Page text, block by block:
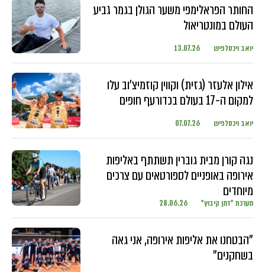
החותר הפראלימפי משער הגולן בגמר גביע
העולם במונטריאול
יואב ויכסלפיש 13.07.26
אילון אלעזר (גזית) וקווין קוזמיצ'וב עלו
למקום ה-17 בעולם בכדורעף חופים
יואב ויכסלפיש 07.07.26
נגה קורן מבית גוברין תשתתף באליפות
אירופה באופניים לספורטאים עם צרכים
מיוחדים
מערכת "זמן קיבוץ" 28.06.26
"הבטחנו את אליפות אירופה, אני גאה
בשחקנים"